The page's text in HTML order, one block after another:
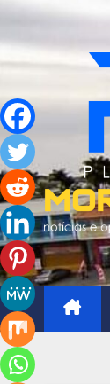
Skip
to
content